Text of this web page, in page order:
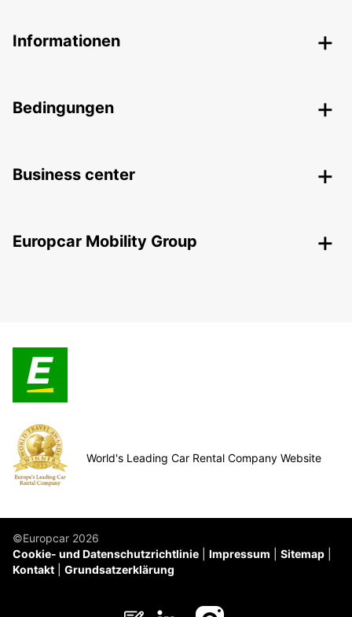
Informationen
Bedingungen
Business center
Europcar Mobility Group
World's Leading Car Rental Company Website
©Europcar 2026
Cookie- und Datenschutzrichtlinie
Impressum
Sitemap
Kontakt
Grundsatzerklärung